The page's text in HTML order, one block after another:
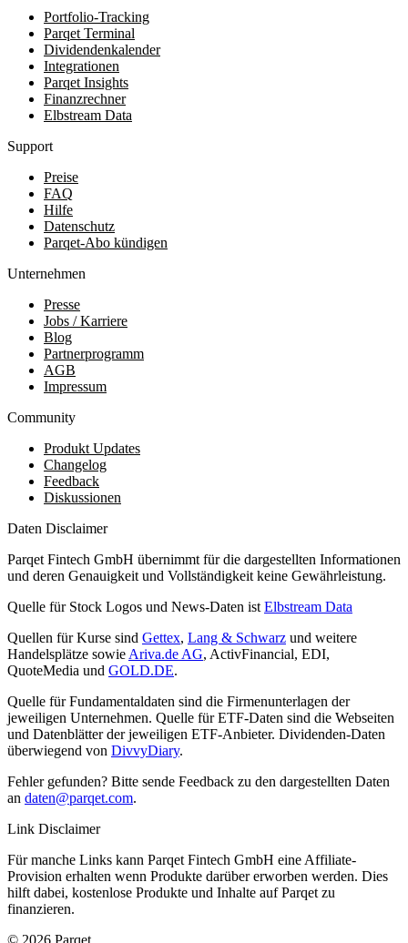
Portfolio-Tracking
Parqet Terminal
Dividendenkalender
Integrationen
Parqet Insights
Finanzrechner
Elbstream Data
Support
Preise
FAQ
Hilfe
Datenschutz
Parqet-Abo kündigen
Unternehmen
Presse
Jobs / Karriere
Blog
Partnerprogramm
AGB
Impressum
Community
Produkt Updates
Changelog
Feedback
Diskussionen
Daten Disclaimer
Parqet Fintech GmbH übernimmt für die dargestellten Informationen
und deren Genauigkeit und Vollständigkeit keine Gewährleistung.
Quelle für Stock Logos und News-Daten ist Elbstream Data
Quellen für Kurse sind Gettex, Lang & Schwarz und weitere
Handelsplätze sowie Ariva.de AG, ActivFinancial, EDI,
QuoteMedia und GOLD.DE.
Quelle für Fundamentaldaten sind die Firmenunterlagen der
jeweiligen Unternehmen. Quelle für ETF-Daten sind die Webseiten
und Datenblätter der jeweiligen ETF-Anbieter. Dividenden-Daten
überwiegend von DivvyDiary.
Fehler gefunden? Bitte sende Feedback zu den dargestellten Daten
an daten@parqet.com.
Link Disclaimer
Für manche Links kann Parqet Fintech GmbH eine Affiliate-
Provision erhalten wenn Produkte darüber erworben werden. Dies
hilft dabei, kostenlose Produkte und Inhalte auf Parqet zu
finanzieren.
© 2026 Parqet